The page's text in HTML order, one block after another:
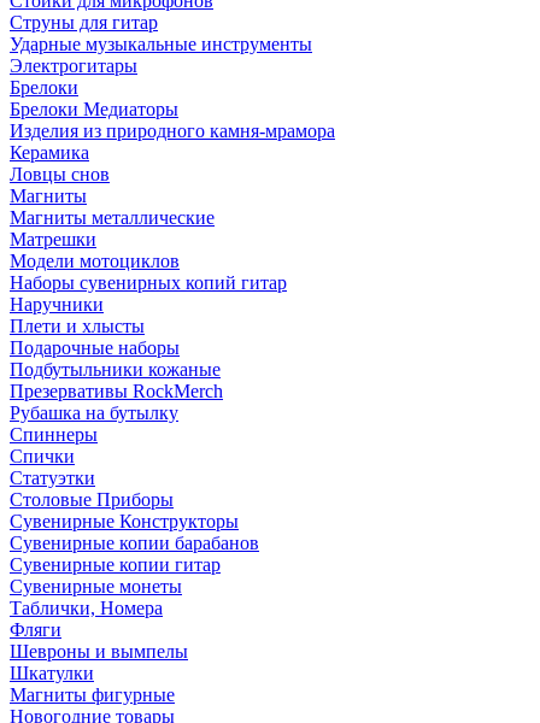
Струны для гитар
Ударные музыкальные инструменты
Электрогитары
Брелоки
Брелоки Медиаторы
Изделия из природного камня-мрамора
Керамика
Ловцы снов
Магниты
Магниты металлические
Матрешки
Модели мотоциклов
Наборы сувенирных копий гитар
Наручники
Плети и хлысты
Подарочные наборы
Подбутыльники кожаные
Презервативы RockMerch
Рубашка на бутылку
Спиннеры
Спички
Статуэтки
Столовые Приборы
Сувенирные Конструкторы
Сувенирные копии барабанов
Сувенирные копии гитар
Сувенирные монеты
Таблички, Номера
Фляги
Шевроны и вымпелы
Шкатулки
Магниты фигурные
Новогодние товары